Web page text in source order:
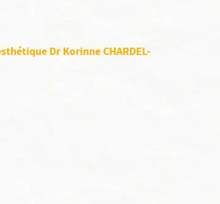
Dr Korinne CHARDEL-